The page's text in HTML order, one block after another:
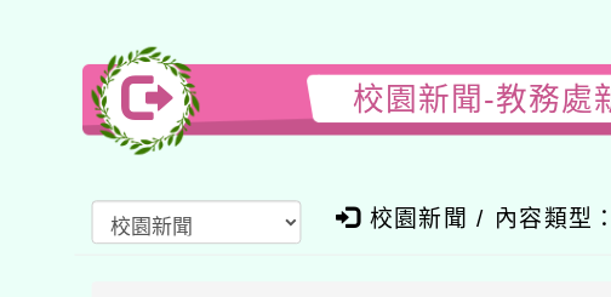
校園新聞-教務處
校園新聞 / 內容類型：